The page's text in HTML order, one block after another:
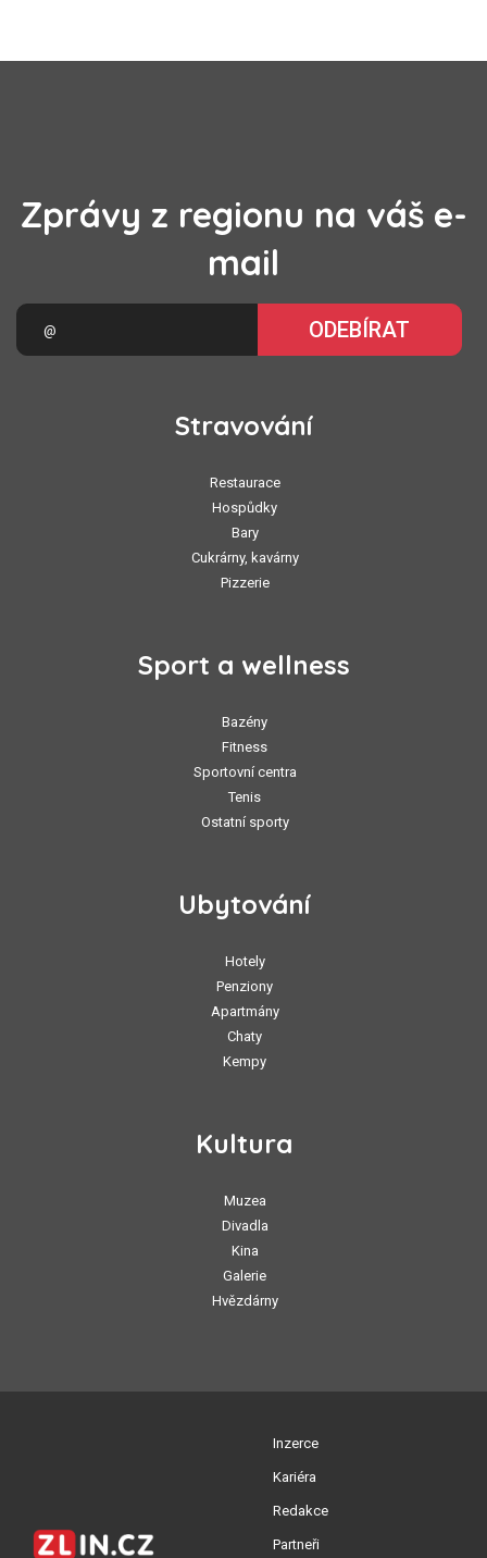
Zprávy z regionu na váš e-
mail
ODEBÍRAT
Stravování
Restaurace
Hospůdky
Bary
Cukrárny, kavárny
Pizzerie
Sport a wellness
Bazény
Fitness
Sportovní centra
Tenis
Ostatní sporty
Ubytování
Hotely
Penziony
Apartmány
Chaty
Kempy
Kultura
Muzea
Divadla
Kina
Galerie
Hvězdárny
Inzerce
Kariéra
Redakce
Partneři